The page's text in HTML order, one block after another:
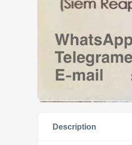
Description